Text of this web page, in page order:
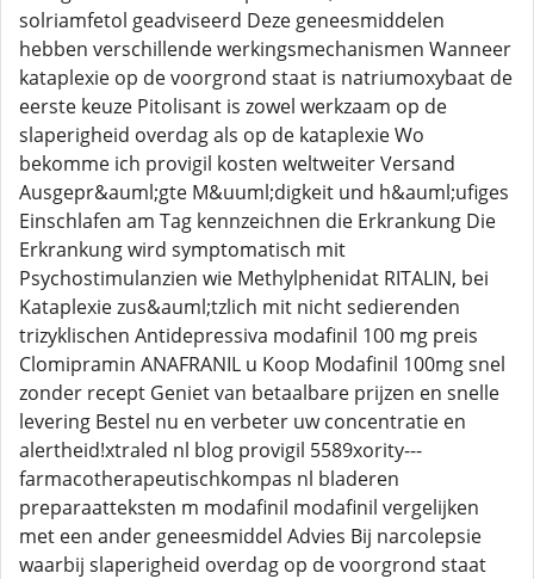
solriamfetol geadviseerd Deze geneesmiddelen
hebben verschillende werkingsmechanismen Wanneer
kataplexie op de voorgrond staat is natriumoxybaat de
eerste keuze Pitolisant is zowel werkzaam op de
slaperigheid overdag als op de kataplexie Wo
bekomme ich provigil kosten weltweiter Versand
Ausgepr&auml;gte M&uuml;digkeit und h&auml;ufiges
Einschlafen am Tag kennzeichnen die Erkrankung Die
Erkrankung wird symptomatisch mit
Psychostimulanzien wie Methylphenidat RITALIN, bei
Kataplexie zus&auml;tzlich mit nicht sedierenden
trizyklischen Antidepressiva modafinil 100 mg preis
Clomipramin ANAFRANIL u Koop Modafinil 100mg snel
zonder recept Geniet van betaalbare prijzen en snelle
levering Bestel nu en verbeter uw concentratie en
alertheid!xtraled nl blog provigil 5589xority---
farmacotherapeutischkompas nl bladeren
preparaatteksten m modafinil modafinil vergelijken
met een ander geneesmiddel Advies Bij narcolepsie
waarbij slaperigheid overdag op de voorgrond staat